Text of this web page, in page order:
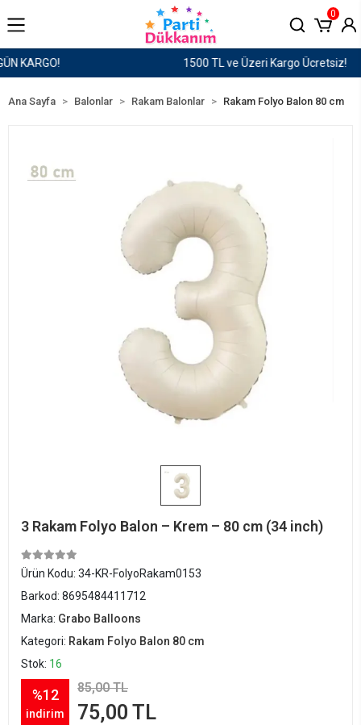
1500 TL ve Üzeri Kargo Ücretsiz!
0
Ana Sayfa Balonlar Rakam Balonlar Rakam Folyo Balon 80 cm
3 Rakam Folyo Balon – Krem – 80 cm (34 inch)
Ürün Kodu: 34-KR-FolyoRakam0153
Barkod: 8695484411712
Marka: Grabo Balloons
Kategori: Rakam Folyo Balon 80 cm
Stok: 16
%12
indirim
85,00 TL
75,00 TL